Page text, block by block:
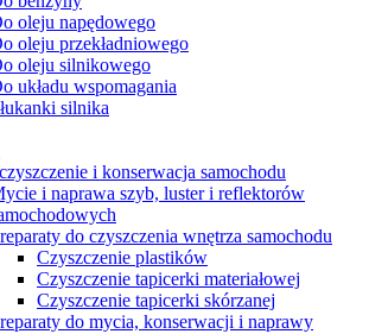
oleju napędowego
oleju przekładniowego
oleju silnikowego
układu wspomagania
silnika
i konserwacja samochodu
i naprawa szyb, luster i reflektorów
do czyszczenia wnętrza samochodu
Czyszczenie plastików
Czyszczenie tapicerki materiałowej
Czyszczenie tapicerki skórzanej
do mycia, konserwacji i naprawy